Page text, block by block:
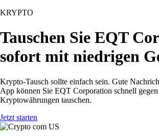
KRYPTO
Tauschen Sie EQT
sofort mit niedrigen
Krypto-Tausch sollte einfach sein. Gute
App können Sie EQT Corporation schnell
Kryptowährungen tauschen.
Jetzt starten